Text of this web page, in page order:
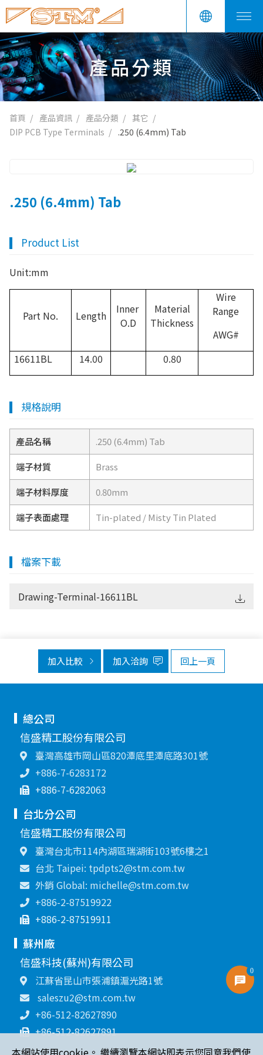
產品分類
首頁 產品資訊 產品分類
其它
DIP PCB Type Terminals
.250 (6.4mm) Tab
.250 (6.4mm) Tab
Product List
Unit:mm
Part No. Length
Inner
O.D
Material
Thickness
Wire
Range
AWG#
16611BL
14.00 0.80
規格說明
產品名稱 .250 (6.4mm) Tab
端子材質 Brass
端子材料厚度 0.80mm
端子表面處理 Tin-plated / Misty Tin Plated
檔案下載
Drawing-Terminal-16611BL
加入比較 加入洽詢 回上一頁
總公司
信盛精工股份有限公司
臺灣高雄市岡山區820潭底里潭底路301號
+886-7-6283172
+886-7-6282063
台北分公司
信盛精工股份有限公司
臺灣台北市114內湖區瑞湖街103號6樓之1
台北 Taipei: tpdpts2@stm.com.tw
外銷 Global: michelle@stm.com.tw
+886-2-87519922
+886-2-87519911
蘇州廠
信盛科技(蘇州)有限公司
江蘇省昆山市張浦鎮滬光路1號
saleszu2@stm.com.tw
+86-512-82627890
+86-512-82627891
本網站使用cookie。 繼續瀏覽本網站即表示您同意我們使
0